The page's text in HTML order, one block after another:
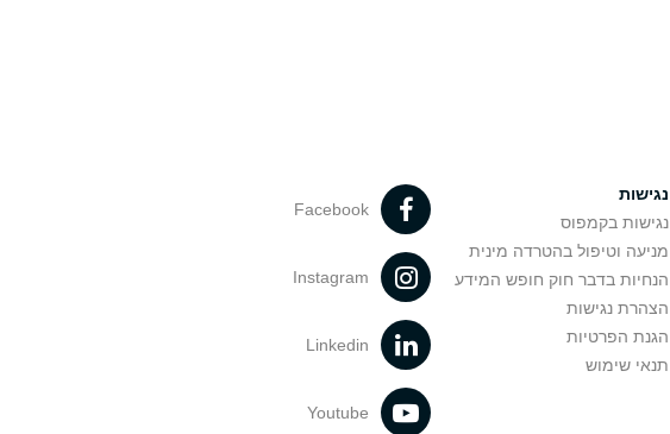
נגישות
נגישות בקמפוס
מניעה וטיפול בהטרדה מינית
הנחיות בדבר חוק חופש המידע
הצהרת נגישות
הגנת הפרטיות
תנאי שימוש
Facebook
Instagram
Linkedin
Youtube